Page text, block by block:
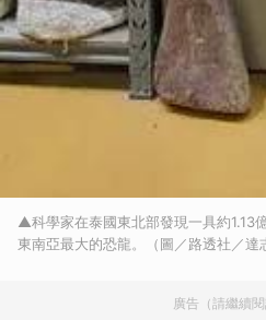
▲科學家在泰國東北部發現一具約1.13
東南亞最大的恐龍。（圖／路透社／達
廣告（請繼續閱